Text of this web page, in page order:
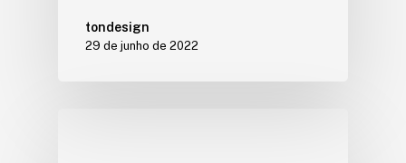
tondesign
29 de junho de 2022